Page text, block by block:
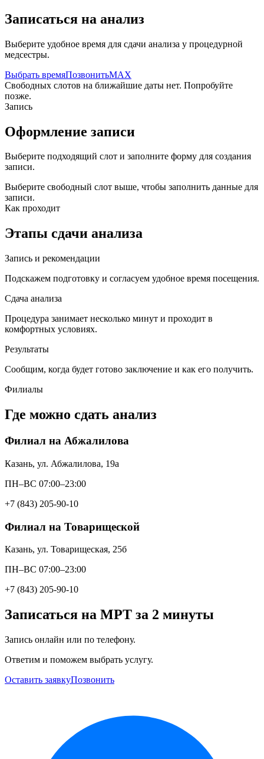
Записаться на анализ
Выберите удобное время для сдачи анализа у процедурной
медсестры.
Выбрать времяПозвонитьMAX
Свободных слотов на ближайшие даты нет. Попробуйте
позже.
Запись
Оформление записи
Выберите подходящий слот и заполните форму для создания
записи.
Выберите свободный слот выше, чтобы заполнить данные для
записи.
Как проходит
Этапы сдачи анализа
Запись и рекомендации
Подскажем подготовку и согласуем удобное время посещения.
Сдача анализа
Процедура занимает несколько минут и проходит в
комфортных условиях.
Результаты
Сообщим, когда будет готово заключение и как его получить.
Филиалы
Где можно сдать анализ
Филиал на Абжалилова
Казань, ул. Абжалилова, 19а
ПН–ВС 07:00–23:00
+7 (843) 205-90-10
Филиал на Товарищеской
Казань, ул. Товарищеская, 25б
ПН–ВС 07:00–23:00
+7 (843) 205-90-10
Записаться на МРТ за 2 минуты
Запись онлайн или по телефону.
Ответим и поможем выбрать услугу.
Оставить заявкуПозвонить